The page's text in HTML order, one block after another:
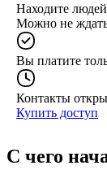
Находите
Можно не ждать
Вы платите
Контакты
Купить доступ
С чего